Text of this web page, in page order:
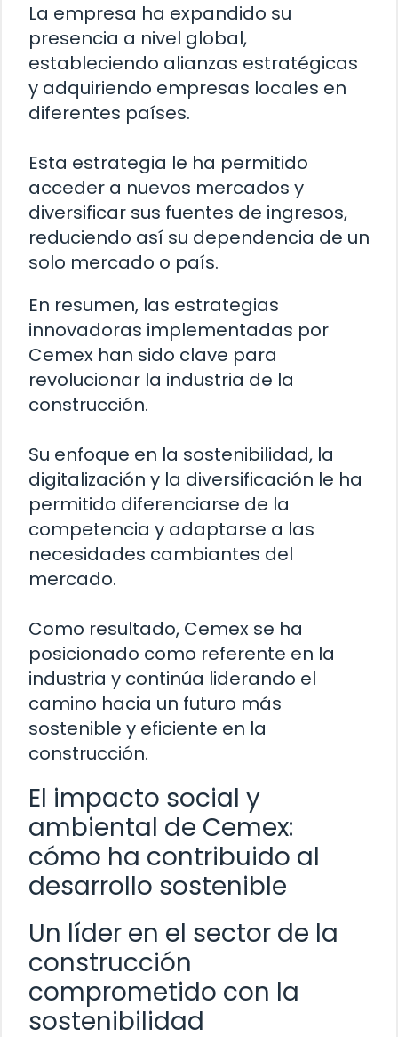
La empresa ha expandido su
presencia a nivel global,
estableciendo alianzas estratégicas
y adquiriendo empresas locales en
diferentes países.
Esta estrategia le ha permitido
acceder a nuevos mercados y
diversificar sus fuentes de ingresos,
reduciendo así su dependencia de un
solo mercado o país.
En resumen, las estrategias
innovadoras implementadas por
Cemex han sido clave para
revolucionar la industria de la
construcción.
Su enfoque en la sostenibilidad, la
digitalización y la diversificación le ha
permitido diferenciarse de la
competencia y adaptarse a las
necesidades cambiantes del
mercado.
Como resultado, Cemex se ha
posicionado como referente en la
industria y continúa liderando el
camino hacia un futuro más
sostenible y eficiente en la
construcción.
El impacto social y
ambiental de Cemex:
cómo ha contribuido al
desarrollo sostenible
Un líder en el sector de la
construcción
comprometido con la
sostenibilidad